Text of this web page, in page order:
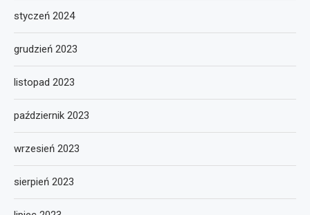
styczeń 2024
grudzień 2023
listopad 2023
październik 2023
wrzesień 2023
sierpień 2023